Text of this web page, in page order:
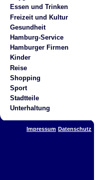
Essen und Trinken
Freizeit und Kultur
Gesundheit
Hamburg-Service
Hamburger Firmen
Kinder
Reise
Shopping
Sport
Stadtteile
Unterhaltung
Impressum Datenschutz